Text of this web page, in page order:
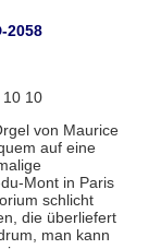
2058
10 10
von Maurice
auf eine
Mont in Paris
schlicht
die überliefert
man kann